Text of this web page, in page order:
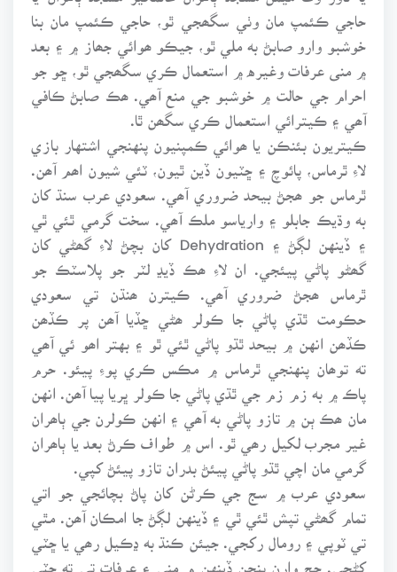
حاجي ڪئمپ مان وٺي سگھجي ٿو، حاجي ڪئمپ مان بنا
خوشبو وارو صابڻ به ملي ٿو، جيڪو ھوائي جھاز ۾ ۽ بعد
۾ منى عرفات وغيره ۾ استعمال ڪري سگھجي ٿو، ڇو جو
احرام جي حالت ۾ خوشبو جي منع آھي. ھڪ صابڻ ڪافي
آھي ۽ ڪيترائي استعمال ڪري سگھن ٿا.
ڪيتريون بئنڪن يا ھوائي ڪمپنيون پنهنجي اشتهار بازي
لاءِ ٿرماس، پائوچ ۽ ڇٽيون ڏين ٿيون، ٽئي شيون اھم آھن.
ٿرماس جو ھجڻ بيحد ضروري آھي. سعودي عرب سنڌ کان
به وڌيڪ جابلو ۽ وارياسو ملڪ آھي. سخت گرمي ٿئي ٿي
۽ ڏينهن لڳڻ ۽ Dehydration کان بچڻ لاءِ گھڻي کان
گھڻو پاڻي پيئجي. ان لاءِ ھڪ ڏيڍ لٽر جو پلاسٽڪ جو
ٿرماس ھجڻ ضروري آھي. ڪيترن ھنڌن تي سعودي
حڪومت ٿڌي پاڻي جا ڪولر ھڻي ڇڏيا آھن پر ڪڏھن
ڪڏھن انهن ۾ بيحد ٿڌو پاڻي ٿئي ٿو ۽ بهتر اھو ئي آھي
ته توھان پنهنجي ٿرماس ۾ مڪس ڪري پوءِ پيئو. حرم
پاڪ ۾ به زم زم جي ٿڌي پاڻي جا ڪولر ڀريا پيا آھن. انهن
مان ھڪ ٻن ۾ تازو پاڻي به آھي ۽ انهن ڪولرن جي ٻاھران
غير مجرب لکيل رھي ٿو. اس ۾ طواف ڪرڻ بعد يا ٻاھران
گرمي مان اچي ٿڌو پاڻي پيئڻ بدران تازو پيئڻ کپي.
سعودي عرب ۾ سج جي ڪرڻن کان پاڻ بچائجي جو اتي
تمام گھڻي تپش ٿئي ٿي ۽ ڏينهن لڳڻ جا امڪان آھن. مٿي
تي ٽوپي ۽ رومال رکجي. جيئن ڪنڌ به ڍڪيل رھي يا ڇٽي
کڻجي. حج وارن پنجن ڏينهن ۾ منى ۽ عرفات تي ته ڇٽي